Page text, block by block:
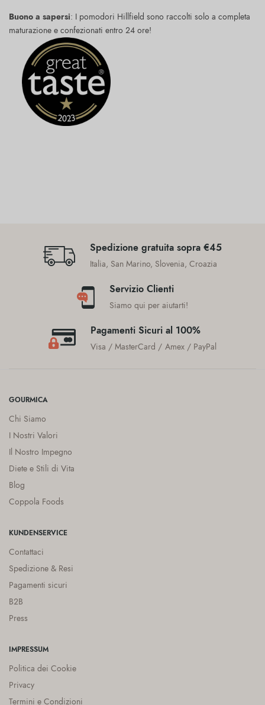
Buono a sapersi: I pomodori Hillfield sono raccolti solo a completa
maturazione e confezionati entro 24 ore!
Spedizione gratuita sopra €45
Italia, San Marino, Slovenia, Croazia
Servizio Clienti
Siamo qui per aiutarti!
Pagamenti Sicuri al 100%
Visa / MasterCard / Amex / PayPal
GOURMICA
Chi Siamo
I Nostri Valori
Il Nostro Impegno
Diete e Stili di Vita
Blog
Coppola Foods
KUNDENSERVICE
Contattaci
Spedizione & Resi
Pagamenti sicuri
B2B
Press
IMPRESSUM
Politica dei Cookie
Privacy
Termini e Condizioni